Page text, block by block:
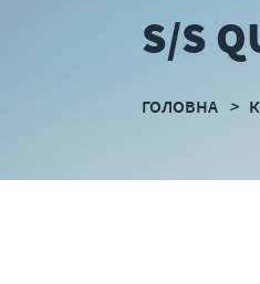
S/S
ГОЛОВНА